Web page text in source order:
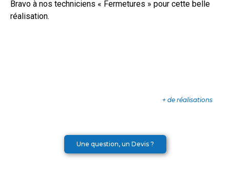
Bravo à nos techniciens « Fermetures » pour cette belle
réalisation.
+ de réalisations
Une question, un Devis ?